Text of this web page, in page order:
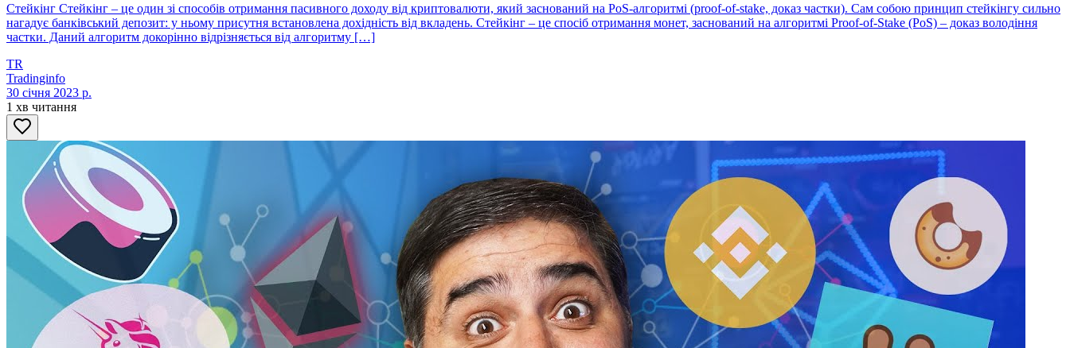
Стейкінг Стейкінг – це один зі способів отримання пасивного доходу від криптовалюти, який заснований на PoS-алгоритмі (proof-of-stake, доказ частки). Сам собою принцип стейкінгу сильно
нагадує банківський депозит: у ньому присутня встановлена дохідність від вкладень. Стейкінг – це спосіб отримання монет, заснований на алгоритмі Proof-of-Stake (PoS) – доказ володіння
частки. Даний алгоритм докорінно відрізняється від алгоритму […]
TR
Tradinginfo
30 січня 2023 р.
1 хв читання